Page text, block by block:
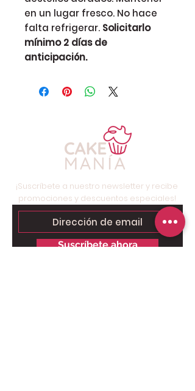
en un lugar fresco. No hace
falta refrigerar. Solicitarlo
mínimo 2 días de
anticipación.
¡Suscríbete a nuestro newsletter y recibe
promociones y descuentos especiales!
Suscríbete ahora